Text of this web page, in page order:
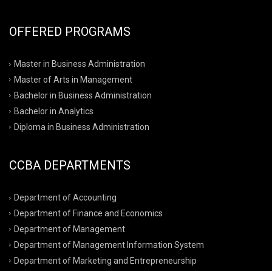
OFFERED PROGRAMS
Master in Business Administration
Master of Arts in Management
Bachelor in Business Administration
Bachelor in Analytics
Diploma in Business Administration
CCBA DEPARTMENTS
Department of Accounting
Department of Finance and Economics
Department of Management
Department of Management Information System
Department of Marketing and Entrepreneurship